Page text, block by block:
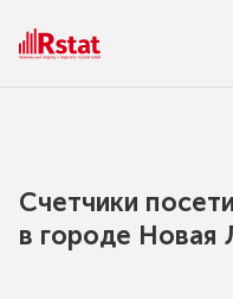
Счетчики
в городe Новая